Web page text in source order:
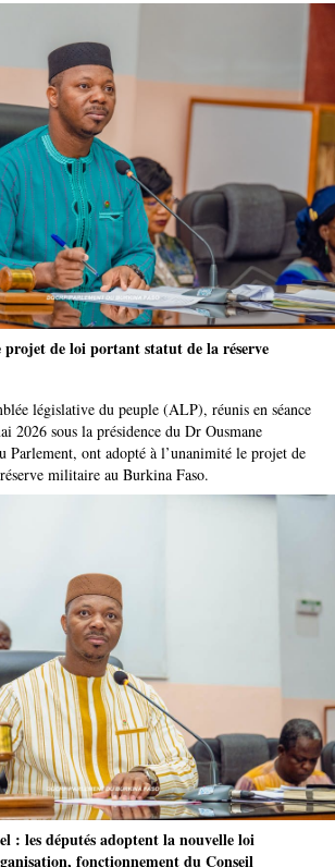
projet de loi portant statut de la réserve
législative du peuple (ALP), réunis en séance
2026 sous la présidence du Dr Ousmane
ont adopté à l’unanimité le projet de
militaire au Burkina Faso.
: les députés adoptent la nouvelle loi
fonctionnement du Conseil